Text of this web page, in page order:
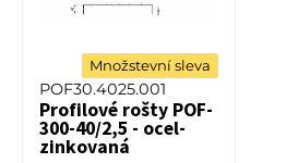
Množstevní sleva
POF30.4025.001
Profilové rošty POF-
300-40/2,5 - ocel-
zinkovaná